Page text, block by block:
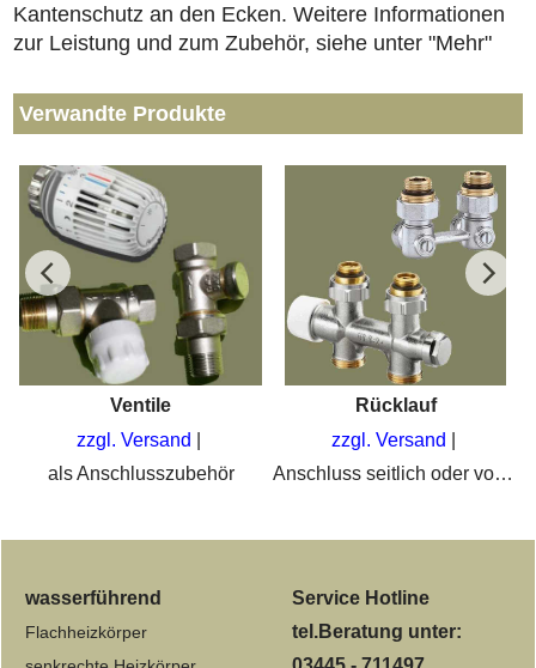
Kantenschutz an den Ecken. Weitere Informationen
zur Leistung und zum Zubehör, siehe unter "Mehr"
Verwandte Produkte
Ventile
zzgl. Versand
als Anschlusszubehör
Rücklauf
zzgl. Versand
Anschluss seitlich oder von unten
Service Hotline
tel.Beratung unter:
wasserführend
Flachheizkörper